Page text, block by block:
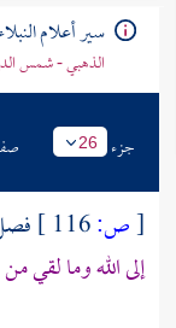
سير أعلام النبلاء
الذهبي - شمس
جزء 26
[ص:
إلى الله وما لقي